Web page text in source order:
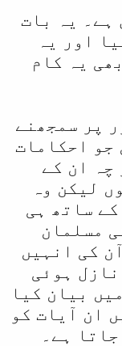
ہے۔ یہ بات
اور یہ
یہ کام
پر سمجھنے
جو احکامات
چہ ان کے
لیکن وہ
ساتھ ہی
مسلمان
کی انہیں
ہوئی
بیان کیا
ان آیات کو
ہے۔